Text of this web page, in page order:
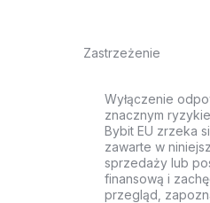
Zastrzeżenie
Wyłączenie
znacznym
Bybit EU zrzeka
zawarte w
sprzedaży lub
finansową i
przegląd,